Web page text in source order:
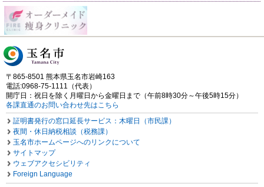
〒865-8501 熊本県玉名市岩崎163
電話:0968-75-1111（代表）
開庁日：祝日を除く月曜日から金曜日まで（午前8時30分～午後5時15分）
各課直通のお問い合わせ先はこちら
証明書発行の窓口延長サービス：木曜日（市民課）
夜間・休日納税相談（税務課）
玉名市ホームページへのリンクについて
サイトマップ
ウェブアクセシビリティ
Foreign Language